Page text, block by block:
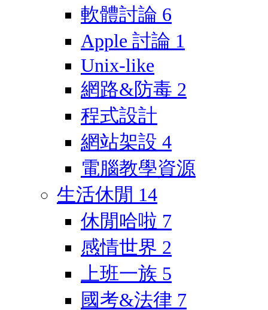
軟體討論 6
Apple 討論 1
Unix-like
網路&防毒 2
程式設計
網站架設 4
電腦教學資源
生活休閒 14
休閒哈啦 7
感情世界 2
上班一族 5
國考&法律 7